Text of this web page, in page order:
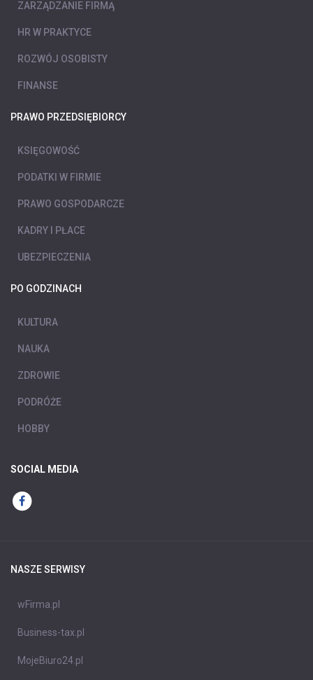
ZARZĄDZANIE FIRMĄ
HR W PRAKTYCE
ROZWÓJ OSOBISTY
FINANSE
PRAWO PRZEDSIĘBIORCY
KSIĘGOWOŚĆ
PODATKI W FIRMIE
PRAWO GOSPODARCZE
KADRY I PŁACE
UBEZPIECZENIA
PO GODZINACH
KULTURA
NAUKA
ZDROWIE
PODRÓŻE
HOBBY
SOCIAL MEDIA
NASZE SERWISY
wFirma.pl
Business-tax.pl
MojeBiuro24.pl